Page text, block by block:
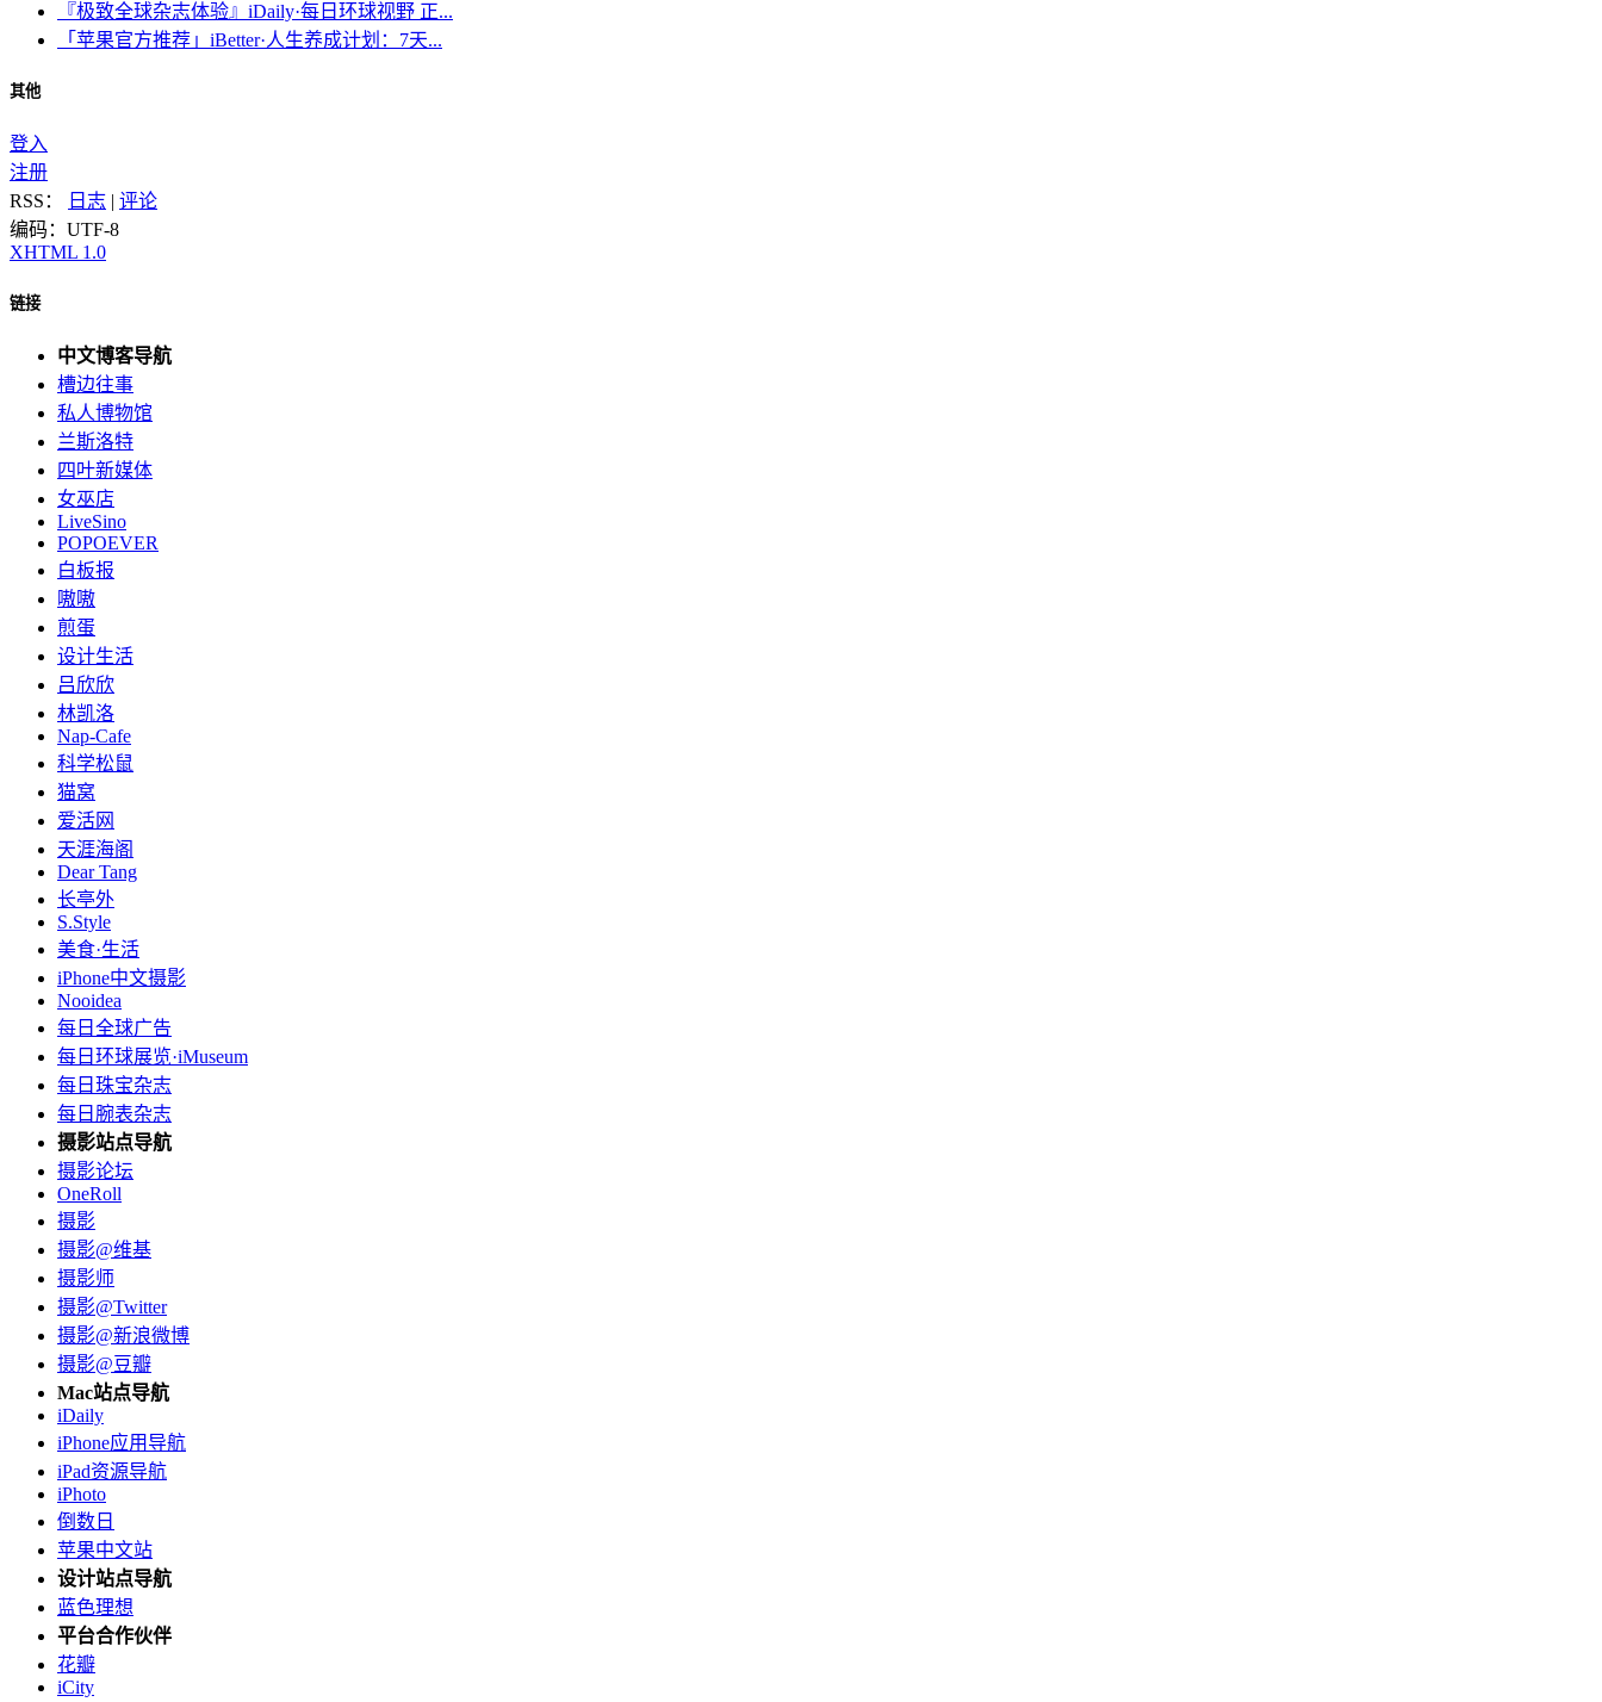
『极致全球杂志体验』iDaily·每日环球视野 正...
「苹果官方推荐」iBetter·人生养成计划：7天...
其他
登入
注册
RSS：
日志 | 评论
编码：UTF-8
XHTML 1.0
链接
中文博客导航
槽边往事
私人博物馆
兰斯洛特
四叶新媒体
女巫店
LiveSino
POPOEVER
白板报
嗷嗷
煎蛋
设计生活
吕欣欣
林凯洛
Nap-Cafe
科学松鼠
猫窝
爱活网
天涯海阁
Dear Tang
长亭外
S.Style
美食·生活
iPhone中文摄影
Nooidea
每日全球广告
每日环球展览·iMuseum
每日珠宝杂志
每日腕表杂志
摄影站点导航
摄影论坛
OneRoll
摄影
摄影@维基
摄影师
摄影@Twitter
摄影@新浪微博
摄影@豆瓣
Mac站点导航
iDaily
iPhone应用导航
iPad资源导航
iPhoto
倒数日
苹果中文站
设计站点导航
蓝色理想
平台合作伙伴
花瓣
iCity